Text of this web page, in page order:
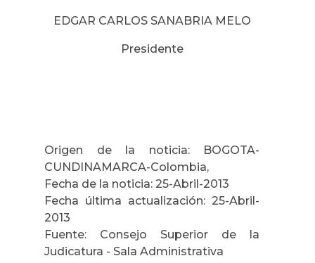
EDGAR CARLOS SANABRIA MELO
Presidente
Origen de la noticia: BOGOTA-
CUNDINAMARCA-Colombia,
Fecha de la noticia: 25-Abril-2013
Fecha última actualización: 25-Abril-
2013
Fuente: Consejo Superior de la
Judicatura - Sala Administrativa